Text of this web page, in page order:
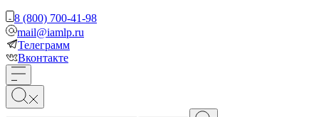
8 (800) 700-41-98
mail@iamlp.ru
Телеграмм
Вконтакте